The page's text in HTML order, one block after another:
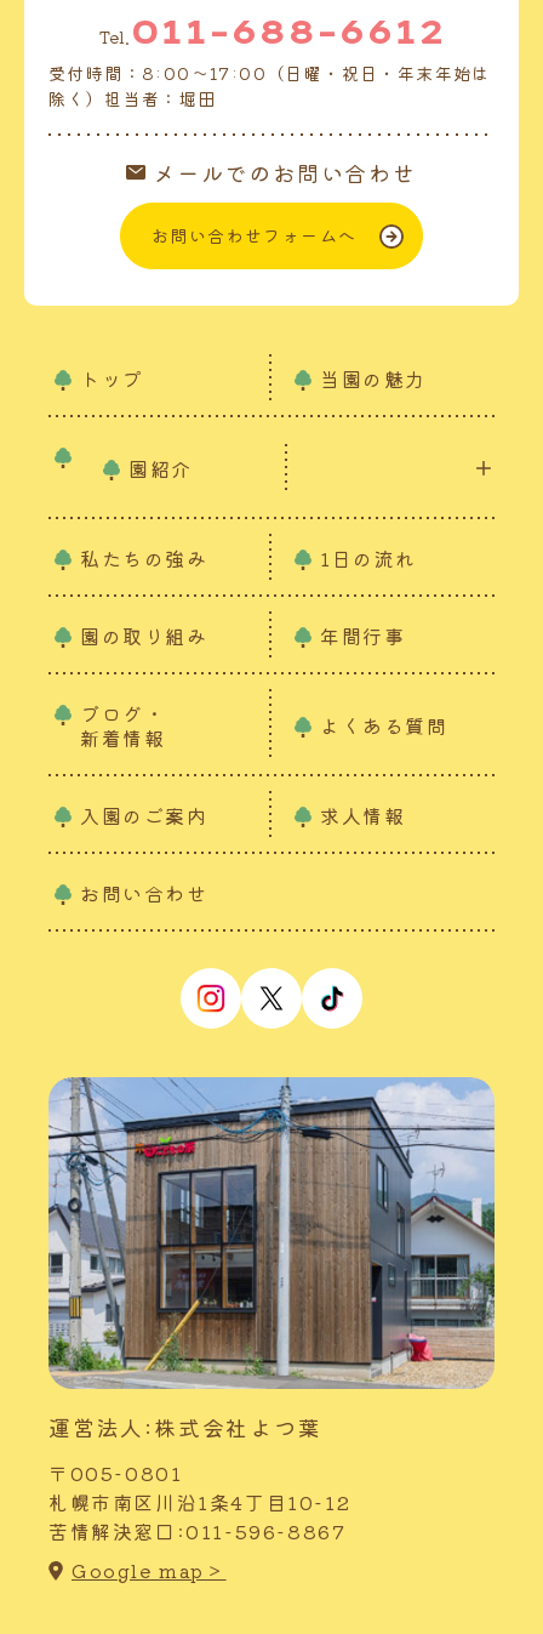
Tel. 011-688-6612
受付時間：8:00～17:00（日曜・祝日・年末年始は
除く）担当者：堀田
メールでのお問い合わせ
お問い合わせフォームへ
トップ 当園の魅力
園紹介
私たちの強み 1日の流れ
園の取り組み 年間行事
ブログ・
新着情報
よくある質問
入園のご案内 求人情報
お問い合わせ
運営法人:株式会社よつ葉
〒005-0801
札幌市南区川沿1条4丁目10-12
苦情解決窓口:011-596-8867
Google map＞